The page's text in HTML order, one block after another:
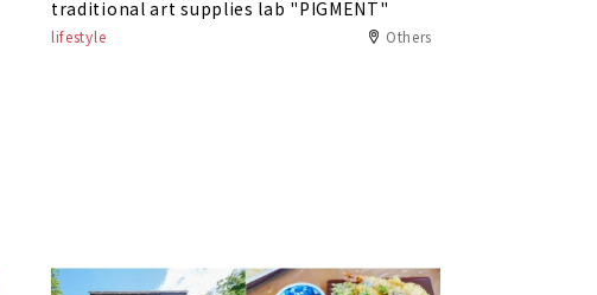
traditional art supplies lab "PIGMENT"
lifestyle Others